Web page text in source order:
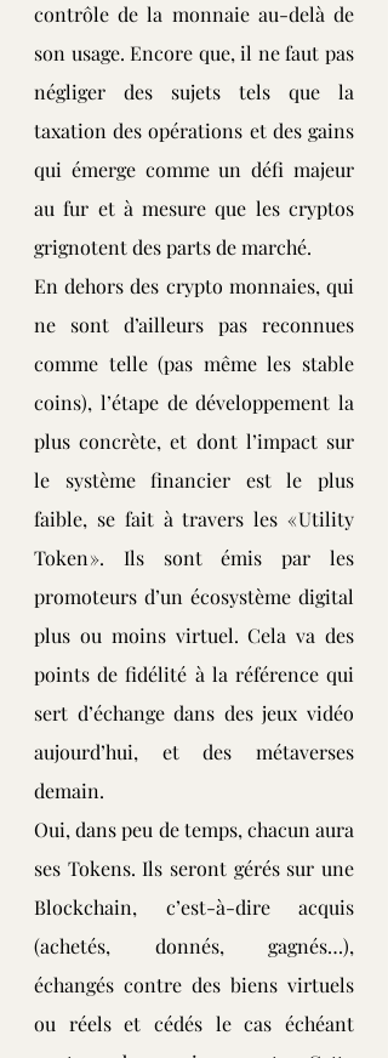
contrôle de la monnaie au-delà de
son usage. Encore que, il ne faut pas
négliger des sujets tels que la
taxation des opérations et des gains
qui émerge comme un défi majeur
au fur et à mesure que les cryptos
grignotent des parts de marché.
En dehors des crypto monnaies, qui
ne sont d’ailleurs pas reconnues
comme telle (pas même les stable
coins), l’étape de développement la
plus concrète, et dont l’impact sur
le système financier est le plus
faible, se fait à travers les « Utility
Token ». Ils sont émis par les
promoteurs d’un écosystème digital
plus ou moins virtuel. Cela va des
points de fidélité à la référence qui
sert d’échange dans des jeux vidéo
aujourd’hui, et des métaverses
demain.
Oui, dans peu de temps, chacun aura
ses Tokens. Ils seront gérés sur une
Blockchain, c’est-à-dire acquis
(achetés, donnés, gagnés…),
échangés contre des biens virtuels
ou réels et cédés le cas échéant